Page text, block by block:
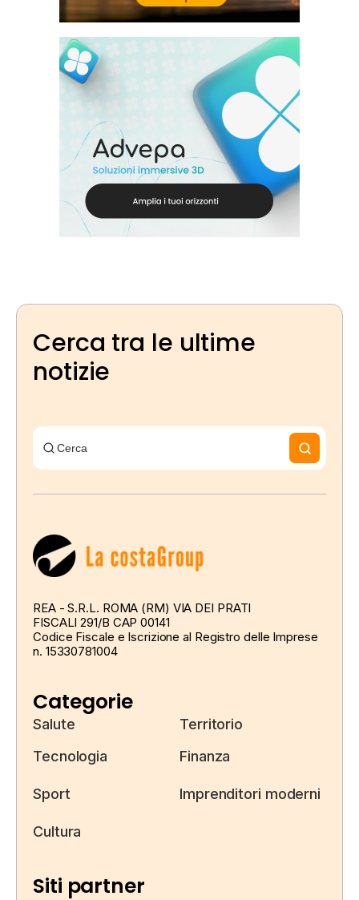
Cerca tra le ultime
notizie
REA - S.R.L. ROMA (RM) VIA DEI PRATI
FISCALI 291/B CAP 00141
Codice Fiscale e Iscrizione al Registro delle Imprese
n. 15330781004
Categorie
Salute
Tecnologia
Sport
Cultura
Territorio
Finanza
Imprenditori moderni
Siti partner